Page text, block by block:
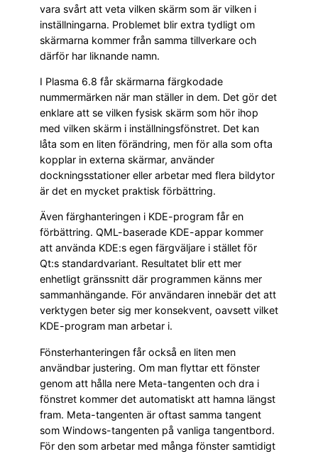
vara svårt att veta vilken skärm som är vilken i
inställningarna. Problemet blir extra tydligt om
skärmarna kommer från samma tillverkare och
därför har liknande namn.
I Plasma 6.8 får skärmarna färgkodade
nummermärken när man ställer in dem. Det gör det
enklare att se vilken fysisk skärm som hör ihop
med vilken skärm i inställningsfönstret. Det kan
låta som en liten förändring, men för alla som ofta
kopplar in externa skärmar, använder
dockningsstationer eller arbetar med flera bildytor
är det en mycket praktisk förbättring.
Även färghanteringen i KDE-program får en
förbättring. QML-baserade KDE-appar kommer
att använda KDE:s egen färgväljare i stället för
Qt:s standardvariant. Resultatet blir ett mer
enhetligt gränssnitt där programmen känns mer
sammanhängande. För användaren innebär det att
verktygen beter sig mer konsekvent, oavsett vilket
KDE-program man arbetar i.
Fönsterhanteringen får också en liten men
användbar justering. Om man flyttar ett fönster
genom att hålla nere Meta-tangenten och dra i
fönstret kommer det automatiskt att hamna längst
fram. Meta-tangenten är oftast samma tangent
som Windows-tangenten på vanliga tangentbord.
För den som arbetar med många fönster samtidigt